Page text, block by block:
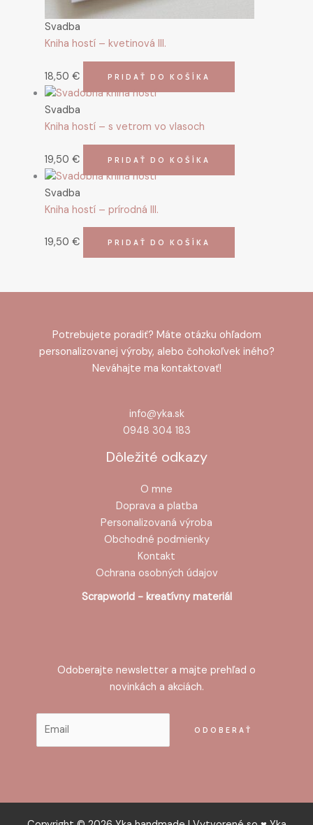
Svadba
Kniha hostí – kvetinová III.
18,50 € PRIDAŤ DO KOŠÍKA
Svadba
Kniha hostí – s vetrom vo vlasoch
19,50 € PRIDAŤ DO KOŠÍKA
Svadba
Kniha hostí – prírodná III.
19,50 € PRIDAŤ DO KOŠÍKA
Potrebujete poradiť? Máte otázku ohľadom
personalizovanej výroby, alebo čohokoľvek iného?
Neváhajte ma kontaktovať!
info@yka.sk
0948 304 183
Dôležité odkazy
O mne
Doprava a platba
Personalizovaná výroba
Obchodné podmienky
Kontakt
Ochrana osobných údajov
Scrapworld - kreatívny materiál
Odoberajte newsletter a majte prehľad o
novinkách a akciách.